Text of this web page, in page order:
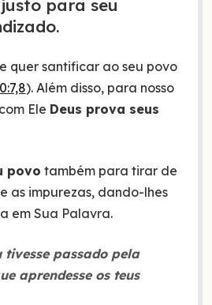
para seu
quer santificar ao seu povo
). Além disso, para nosso
Ele Deus prova seus
povo também para tirar de
as impurezas, dando-lhes
em Sua Palavra.
tivesse passado pela
aprendesse os teus